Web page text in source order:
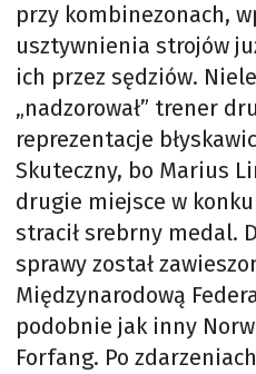
przy kombinezonach,
usztywnienia strojów
ich przez sędziów.
„nadzorował” trener
reprezentacje
Skuteczny, bo Marius
drugie miejsce w
stracił srebrny medal.
sprawy został
Międzynarodową
podobnie jak inny
Forfang. Po